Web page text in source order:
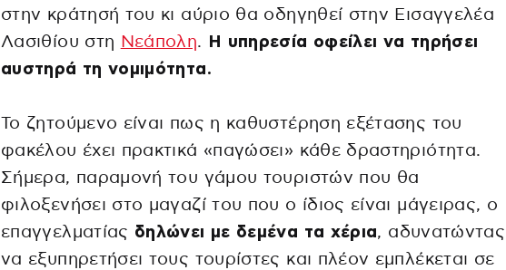
στην κράτησή του κι αύριο θα οδηγηθεί στην Εισαγγελέα
Λασιθίου στη Νεάπολη.
Η υπηρεσία οφείλει να τηρήσει
αυστηρά τη νομιμότητα.
Το ζητούμενο είναι πως η καθυστέρηση εξέτασης του
φακέλου έχει πρακτικά «παγώσει» κάθε δραστηριότητα.
Σήμερα, παραμονή του γάμου τουριστών που θα
φιλοξενήσει στο μαγαζί του που ο ίδιος είναι μάγειρας, ο
επαγγελματίας δηλώνει με δεμένα τα χέρια, αδυνατώντας
να εξυπηρετήσει τους τουρίστες και πλέον εμπλέκεται σε